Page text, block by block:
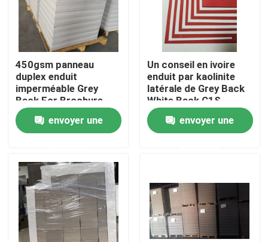
Produits
Parqueter le papier de protection
Petit pain provisoire de protection de plancher
Protection de plancher de papier d'emballage
Papier de revêtement de sol de construction
Papier d'imprimerie de carton
Feuilles parquetantes imperméables
450gsm panneau
duplex enduit
imperméable Grey
Back For Brochure
envoyer une
Un conseil en ivoire
enduit par kaolinite
latérale de Grey Back
White Back C1S
envoyer une